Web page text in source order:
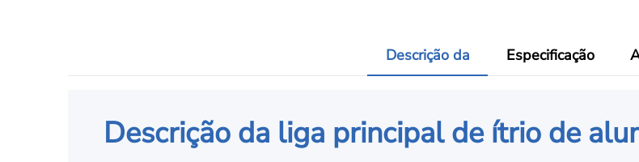
Descrição da Especificação
Descrição da liga principal de ítrio de